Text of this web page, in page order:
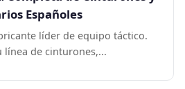
Españoles
líder de equipo táctico.
línea de cinturones,...